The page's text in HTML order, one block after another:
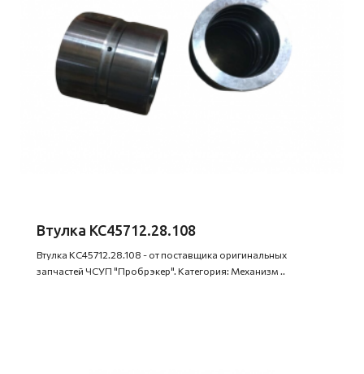
Втулка КС45712.28.108
Втулка КС45712.28.108 - от поставщика оригинальных
запчастей ЧСУП "Пробрэкер". Категория: Механизм ..